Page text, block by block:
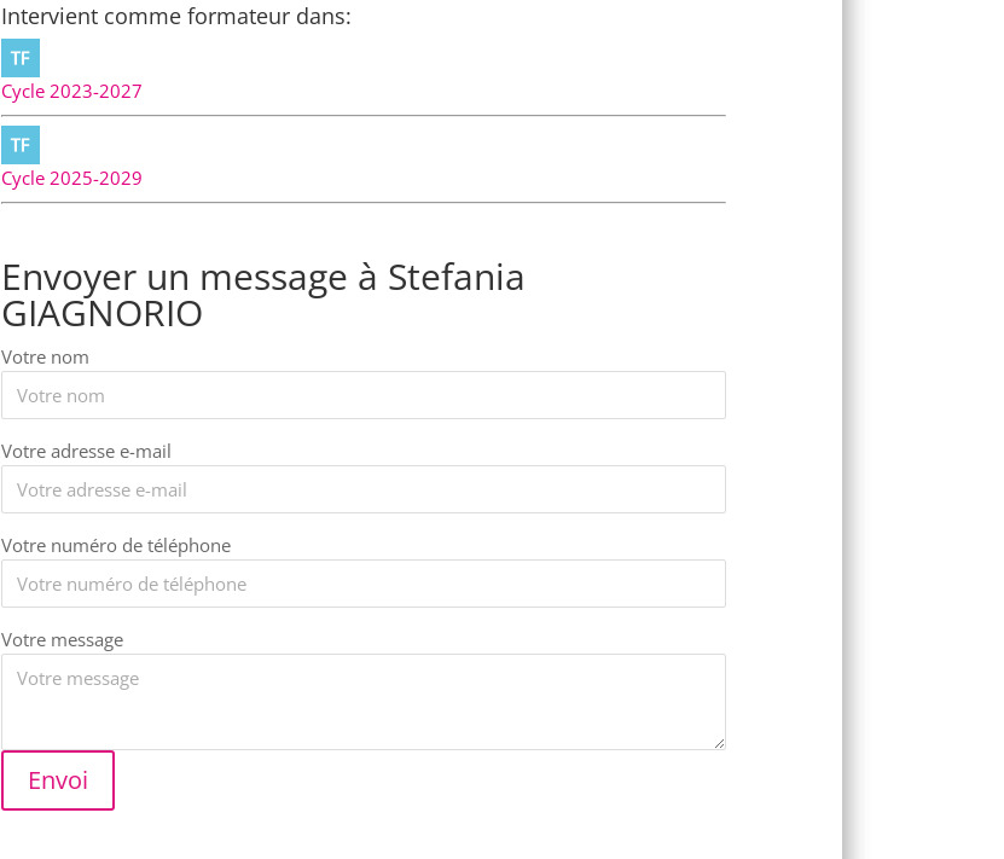
Intervient comme formateur dans:
Cycle 2023-2027
Cycle 2025-2029
Envoyer un message à Stefania
GIAGNORIO
Votre nom
Votre adresse e-mail
Votre numéro de téléphone
Votre message
Envoi